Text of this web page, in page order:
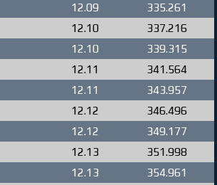
12.09
335.261
12.10
337.216
12.10
339.315
12.11
341.564
12.11
343.957
12.12
346.496
12.12
349.177
12.13
351.998
12.13
354.961